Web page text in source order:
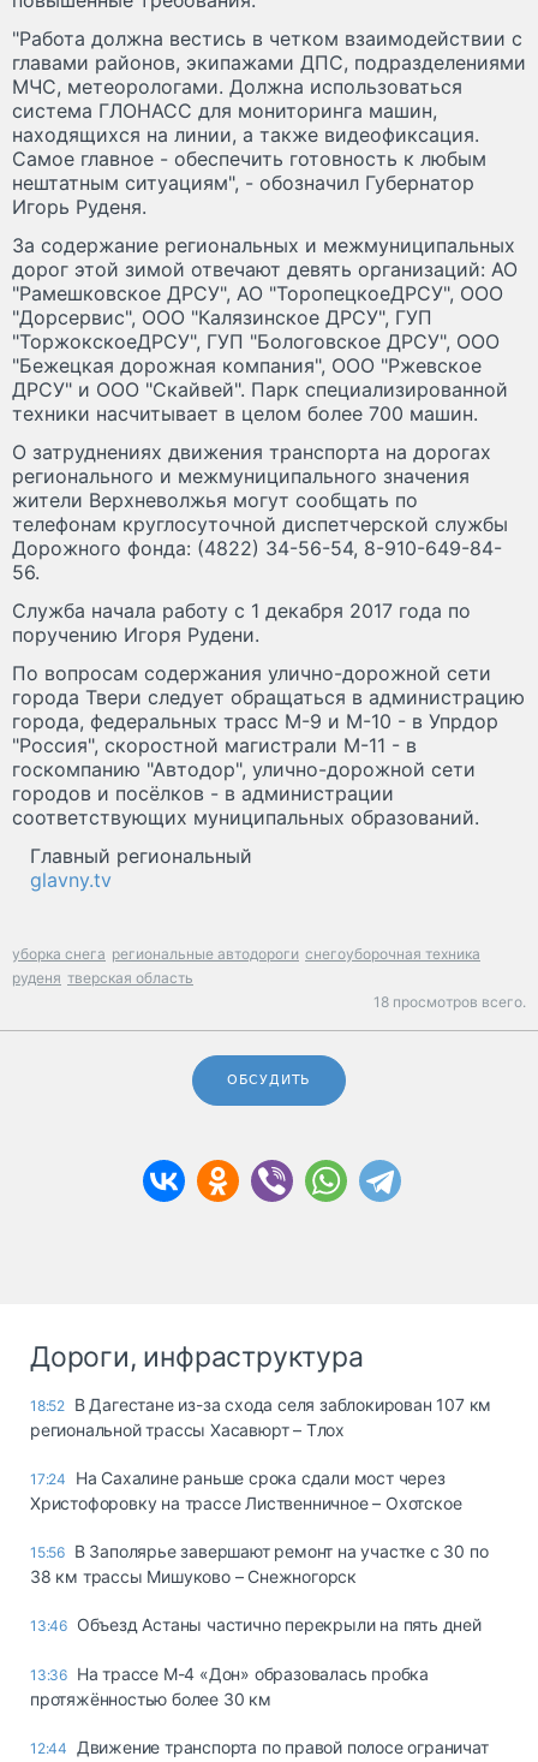
"Работа должна вестись в четком взаимодействии с
главами районов, экипажами ДПС, подразделениями
МЧС, метеорологами. Должна использоваться
система ГЛОНАСС для мониторинга машин,
находящихся на линии, а также видеофиксация.
Самое главное - обеспечить готовность к любым
нештатным ситуациям", - обозначил Губернатор
Игорь Руденя.
За содержание региональных и межмуниципальных
дорог этой зимой отвечают девять организаций: АО
"Рамешковское ДРСУ", АО "ТоропецкоеДРСУ", ООО
"Дорсервис", ООО "Калязинское ДРСУ", ГУП
"ТоржокскоеДРСУ", ГУП "Бологовское ДРСУ", ООО
"Бежецкая дорожная компания", ООО "Ржевское
ДРСУ" и ООО "Скайвей". Парк специализированной
техники насчитывает в целом более 700 машин.
О затруднениях движения транспорта на дорогах
регионального и межмуниципального значения
жители Верхневолжья могут сообщать по
телефонам круглосуточной диспетчерской службы
Дорожного фонда: (4822) 34-56-54, 8-910-649-84-
56.
Служба начала работу с 1 декабря 2017 года по
поручению Игоря Рудени.
По вопросам содержания улично-дорожной сети
города Твери следует обращаться в администрацию
города, федеральных трасс М-9 и М-10 - в Упрдор
"Россия", скоростной магистрали М-11 - в
госкомпанию "Автодор", улично-дорожной сети
городов и посёлков - в администрации
соответствующих муниципальных образований.
Главный региональный
glavny.tv
уборка снега региональные автодороги снегоуборочная техника
руденя тверская область
18 просмотров всего.
ОБСУДИТЬ
Дороги, инфраструктура
18:52 В Дагестане из-за схода селя заблокирован 107 км
региональной трассы Хасавюрт – Тлох
17:24
На Сахалине раньше срока сдали мост через
Христофоровку на трассе Лиственничное – Охотское
15:56 В Заполярье завершают ремонт на участке с 30 по
38 км трассы Мишуково – Снежногорск
13:46 Объезд Астаны частично перекрыли на пять дней
13:36 На трассе М-4 «Дон» образовалась пробка
протяжённостью более 30 км
12:44 Движение транспорта по правой полосе ограничат